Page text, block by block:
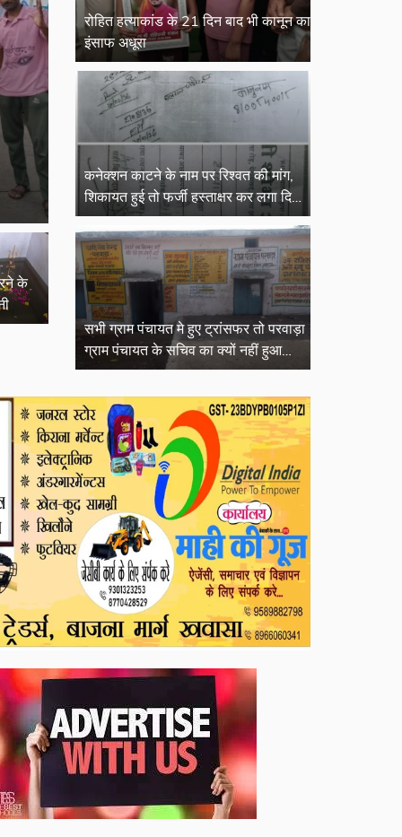
के
रोहित हत्याकांड के 21 दिन बाद भी कानून का
इंसाफ अधूरा
कनेक्शन काटने के नाम पर रिश्वत की मांग,
शिकायत हुई तो फर्जी हस्ताक्षर कर लगा दिया
आवेदन
सभी ग्राम पंचायत मे हुए ट्रांसफर तो परवाड़ा
ग्राम पंचायत के सचिव का क्यों नहीं हुआ
ट्रांसफर...!